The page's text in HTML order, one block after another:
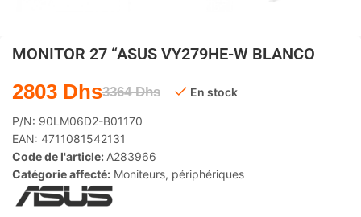
MONITOR 27 “ASUS VY279HE-W BLANCO
3364Dhs
2803 Dhs En stock
P/N: 90LM06D2-B01170
EAN: 4711081542131
Code de l'article: A283966
Catégorie affecté: Moniteurs, périphériques